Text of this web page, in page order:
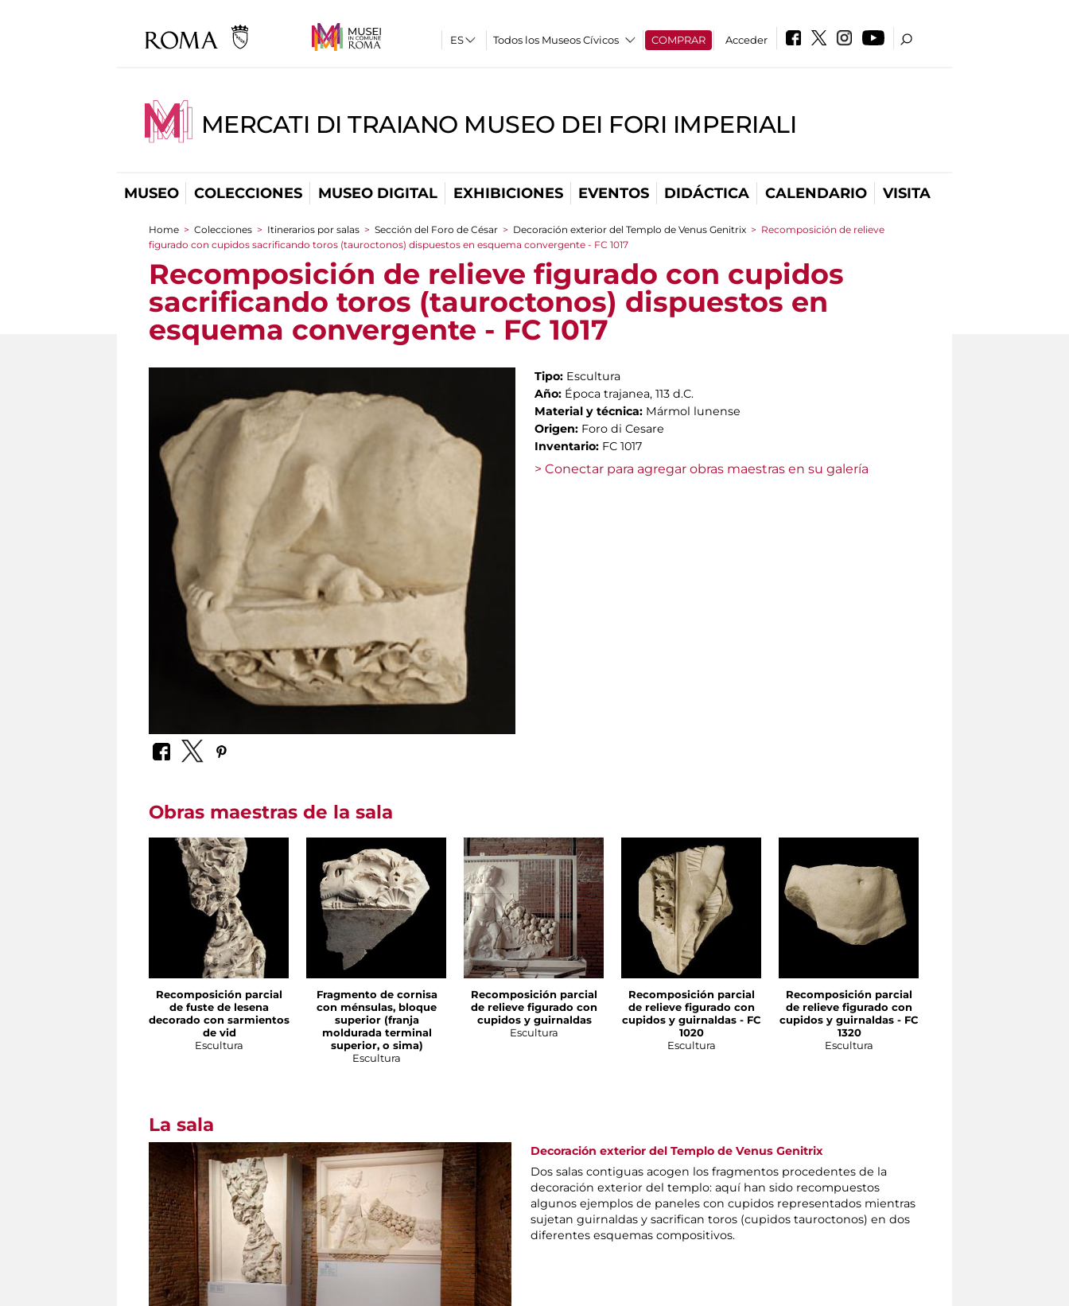
Todos los Museos Cívicos COMPRAR Acceder
MERCATI DI TRAIANO MUSEO DEI FORI IMPERIALI
MUSEO COLECCIONES MUSEO DIGITAL EXHIBICIONES EVENTOS DIDÁCTICA CALENDARIO VISITA
You are here
Home > Colecciones > Itinerarios por salas > Sección del Foro de César > Decoración exterior del Templo de Venus Genitrix > Recomposición de relieve
figurado con cupidos sacrificando toros (tauroctonos) dispuestos en esquema convergente - FC 1017
Recomposición de relieve figurado con cupidos
sacrificando toros (tauroctonos) dispuestos en
esquema convergente - FC 1017
Tipo: Escultura
Año: Época trajanea, 113 d.C.
Material y técnica: Mármol lunense
Origen: Foro di Cesare
Inventario: FC 1017
> Conectar para agregar obras maestras en su galería
Obras maestras de la sala
Recomposición parcial
de fuste de lesena
decorado con sarmientos
de vid
Escultura
Fragmento de cornisa
con ménsulas, bloque
superior (franja
moldurada terminal
superior, o sima)
Escultura
Recomposición parcial
de relieve figurado con
cupidos y guirnaldas
Escultura
Recomposición parcial
de relieve figurado con
cupidos y guirnaldas - FC
1020
Escultura
Recomposición parcial
de relieve figurado con
cupidos y guirnaldas - FC
1320
Escultura
La sala
Decoración exterior del Templo de Venus Genitrix
Dos salas contiguas acogen los fragmentos procedentes de la
decoración exterior del templo: aquí han sido recompuestos
algunos ejemplos de paneles con cupidos representados mientras
sujetan guirnaldas y sacrifican toros (cupidos tauroctonos) en dos
diferentes esquemas compositivos.